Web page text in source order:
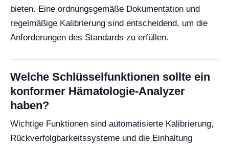
bieten. Eine ordnungsgemäße Dokumentation und
regelmäßige Kalibrierung sind entscheidend, um die
Anforderungen des Standards zu erfüllen.
Welche Schlüsselfunktionen sollte ein
konformer Hämatologie-Analyzer
haben?
Wichtige Funktionen sind automatisierte Kalibrierung,
Rückverfolgbarkeitssysteme und die Einhaltung